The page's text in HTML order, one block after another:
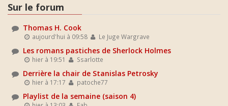
Sur le forum
Thomas H. Cook
aujourd'hui à 09:58 Le Juge Wargrave
Les romans pastiches de Sherlock Holmes
hier à 19:51 Ssarlotte
Derrière la chair de Stanislas Petrosky
hier à 17:17 patoche77
Playlist de la semaine (saison 4)